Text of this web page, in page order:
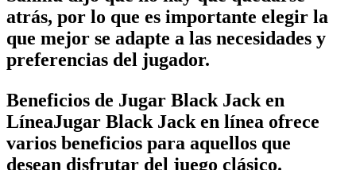
atrás, por lo que es importante elegir la
que mejor se adapte a las necesidades y
preferencias del jugador.
Beneficios de Jugar Black Jack en
LíneaJugar Black Jack en línea ofrece
varios beneficios para aquellos que
desean disfrutar del juego clásico.